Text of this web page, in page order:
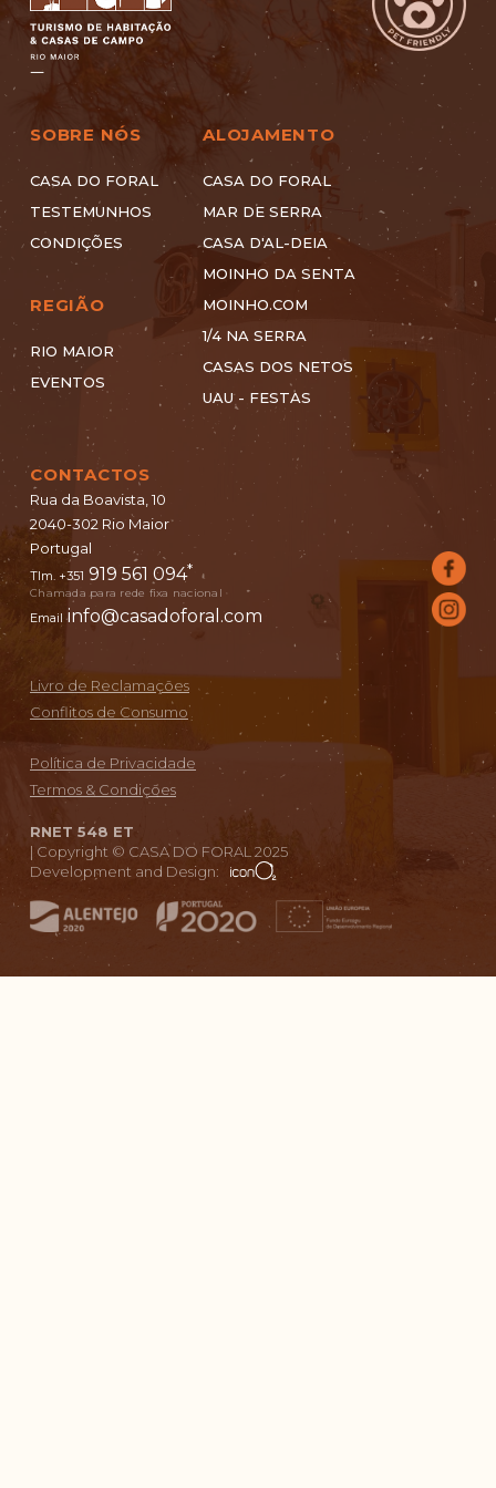
SOBRE NÓS
CASA DO FORAL
TESTEMUNHOS
CONDIÇÕES
REGIÃO
RIO MAIOR
EVENTOS
ALOJAMENTO
CASA DO FORAL
MAR DE SERRA
CASA D'AL-DEIA
MOINHO DA SENTA
MOINHO.COM
1/4 NA SERRA
CASAS DOS NETOS
UAU - FESTAS
CONTACTOS
Rua da Boavista, 10
2040-302 Rio Maior
Portugal
Tlm. +351 919 561 094*
Chamada para rede fixa nacional
Email info@casadoforal.com
Livro de Reclamações
Conflitos de Consumo
Política de Privacidade
Termos & Condições
RNET 548 ET
| Copyright © CASA DO FORAL 2025
Development and Design: